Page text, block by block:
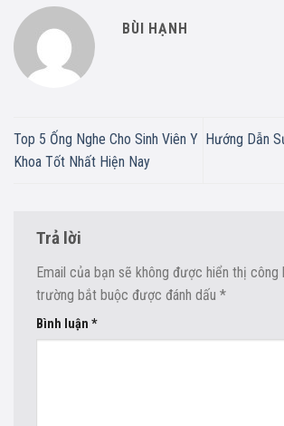
BÙI HẠNH
Top 5 Ống Nghe Cho Sinh Viên Y
Khoa Tốt Nhất Hiện Nay
Hướng Dẫn
Trả lời
Email của bạn sẽ không được hiển thị công
trường bắt buộc được đánh dấu *
Bình luận *